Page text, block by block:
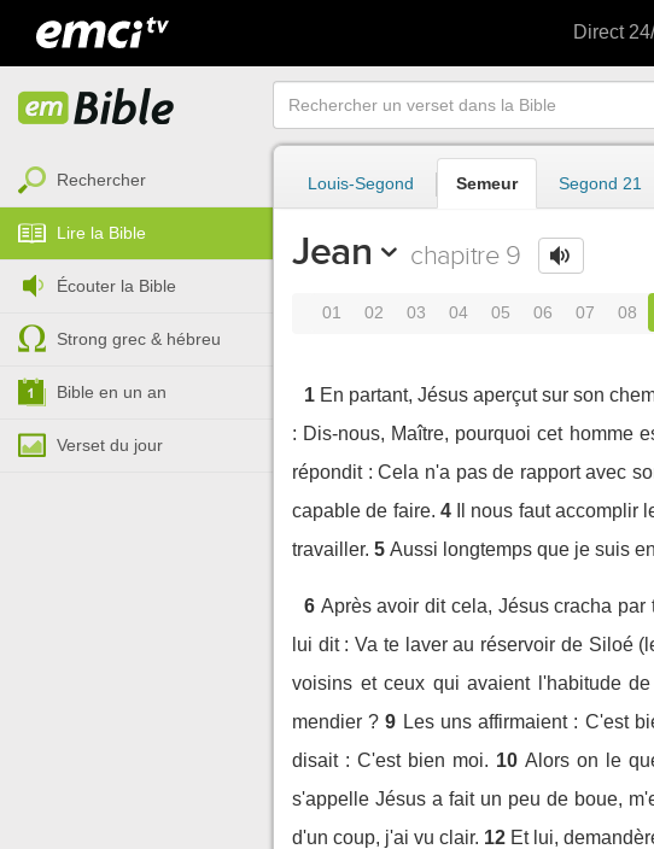
Direct
Rechercher
Lire la Bible
Écouter la Bible
Strong grec & hébreu
Bible en un an
Verset du jour
Louis-Segond Semeur Segond 21
Jean chapitre 9
01 02 03 04 05 06 07 08
1 En partant, Jésus aperçut sur son
: Dis-nous, Maître, pourquoi cet homme
répondit : Cela n'a pas de rapport avec
capable de faire. 4
Il nous faut
travailler. 5 Aussi longtemps que je suis
6 Après avoir dit cela, Jésus cracha
lui dit : Va te laver au réservoir de Siloé
voisins et ceux qui avaient l'habitude
mendier ? 9 Les uns affirmaient : C'est
disait : C'est bien moi. 10 Alors on le
s'appelle Jésus a fait un peu de boue,
d'un coup, j'ai vu clair. 12 Et lui,